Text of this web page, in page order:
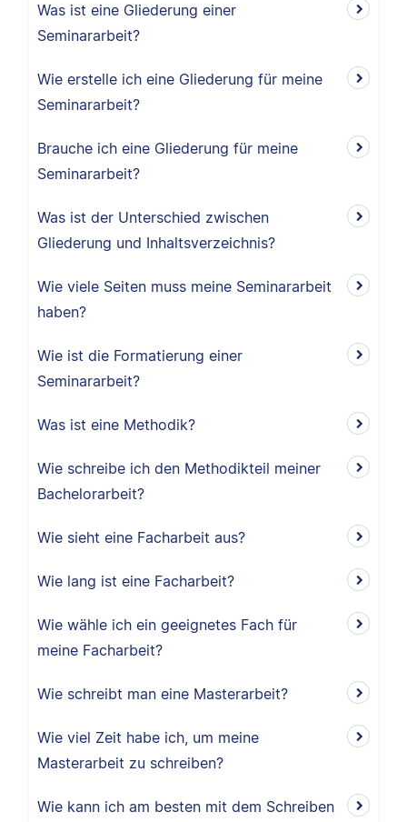
Was ist eine Gliederung einer
Seminararbeit?
Wie erstelle ich eine Gliederung für meine
Seminararbeit?
Brauche ich eine Gliederung für meine
Seminararbeit?
Was ist der Unterschied zwischen
Gliederung und Inhaltsverzeichnis?
Wie viele Seiten muss meine Seminararbeit
haben?
Wie ist die Formatierung einer
Seminararbeit?
Was ist eine Methodik?
Wie schreibe ich den Methodikteil meiner
Bachelorarbeit?
Wie sieht eine Facharbeit aus?
Wie lang ist eine Facharbeit?
Wie wähle ich ein geeignetes Fach für
meine Facharbeit?
Wie schreibt man eine Masterarbeit?
Wie viel Zeit habe ich, um meine
Masterarbeit zu schreiben?
Wie kann ich am besten mit dem Schreiben